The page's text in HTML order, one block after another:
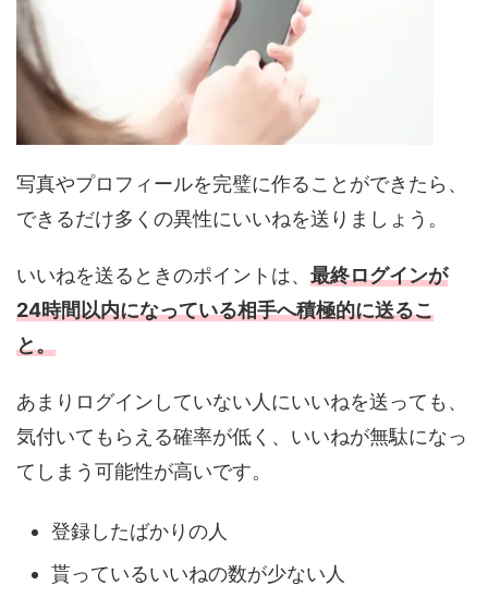
写真やプロフィールを完璧に作ることができたら、
できるだけ多くの異性にいいねを送りましょう。
いいねを送るときのポイントは、 最終ログインが
24時間以内になっている相手へ積極的に送るこ
と。
あまりログインしていない人にいいねを送っても、
気付いてもらえる確率が低く、いいねが無駄になっ
てしまう可能性が高いです。
登録したばかりの人
貰っているいいねの数が少ない人